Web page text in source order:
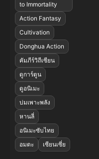
to Immortality
Action Fantasy
Cultivation
Donghua Action
คัมภีร์วิถีเซียน
ดูการ์ตูน
ดูอนิเมะ
บ่มเพาะพลัง
หานลี่
อนิเมะซับไทย
อมตะ
เซียนเซี่ย